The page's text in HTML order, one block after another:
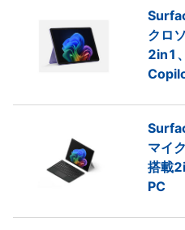
クロ
2in1
マイ
搭載
PC